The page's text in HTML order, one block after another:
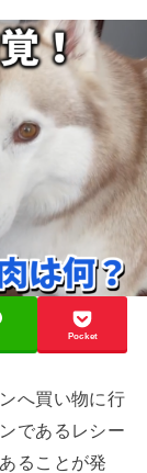
Pocket
へ買い物に行
であるレシー
ることが発